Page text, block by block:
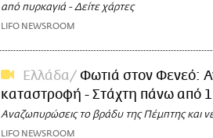
από πυρκαγιά - Δείτε χάρτες
LIFO NEWSROOM
Ελλάδα
Φωτιά στον Φενεό:
καταστροφή - Στάχτη πάνω από
Αναζωπυρώσεις το βράδυ της Πέμπτης και
LIFO NEWSROOM